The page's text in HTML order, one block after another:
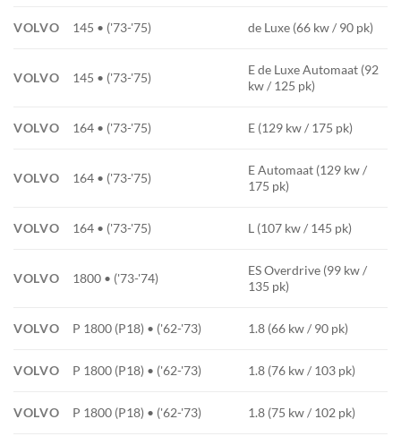
VOLVO 145 • ('73-'75) de Luxe (66 kw / 90 pk)
VOLVO 145 • ('73-'75)
E de Luxe Automaat (92
kw / 125 pk)
VOLVO 164 • ('73-'75) E (129 kw / 175 pk)
VOLVO 164 • ('73-'75)
E Automaat (129 kw /
175 pk)
VOLVO 164 • ('73-'75) L (107 kw / 145 pk)
VOLVO 1800 • ('73-'74)
ES Overdrive (99 kw /
135 pk)
VOLVO P 1800 (P18) • ('62-'73) 1.8 (66 kw / 90 pk)
VOLVO P 1800 (P18) • ('62-'73) 1.8 (76 kw / 103 pk)
VOLVO P 1800 (P18) • ('62-'73) 1.8 (75 kw / 102 pk)